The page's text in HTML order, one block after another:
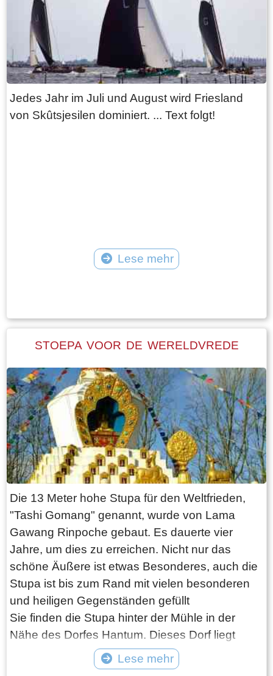
Planetarium nicht fehlen.
Jedes Jahr im Juli und August wird Friesland
von Skûtsjesilen dominiert. ... Text folgt!
Lese mehr
STOEPA VOOR DE WERELDVREDE
Die 13 Meter hohe Stupa für den Weltfrieden,
"Tashi Gomang" genannt, wurde von Lama
Gawang Rinpoche gebaut. Es dauerte vier
Jahre, um dies zu erreichen. Nicht nur das
schöne Äußere ist etwas Besonderes, auch die
Stupa ist bis zum Rand mit vielen besonderen
und heiligen Gegenständen gefüllt
Sie finden die Stupa hinter der Mühle in der
Nähe des Dorfes Hantum. Dieses Dorf liegt
einige Kilometer nördlich von Dokkum. Die
Stupa ist jeden Sonntag für Besucher geöffnet,
Lese mehr